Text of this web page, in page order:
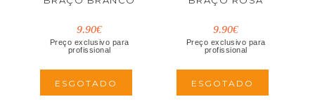
9.90€
Preço exclusivo para
profissional
ESGOTADO
9.90€
Preço exclusivo para
profissional
ESGOTADO